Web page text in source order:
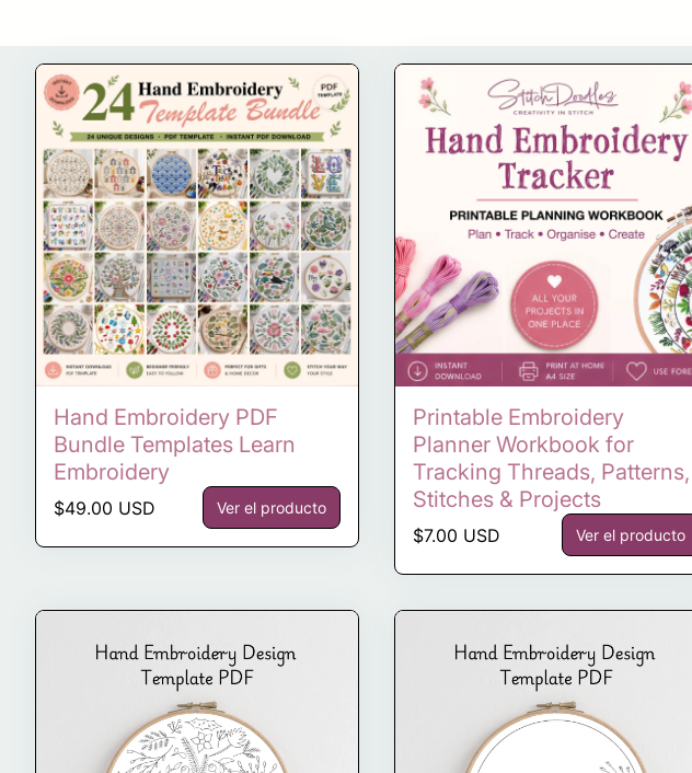
Hand Embroidery PDF
Bundle Templates Learn
Embroidery
Precio normal
$49.00 USD Ver el producto
Printable Embroidery
Planner Workbook for
Tracking Threads, Patterns,
Stitches & Projects
Precio normal
$7.00 USD Ver el producto